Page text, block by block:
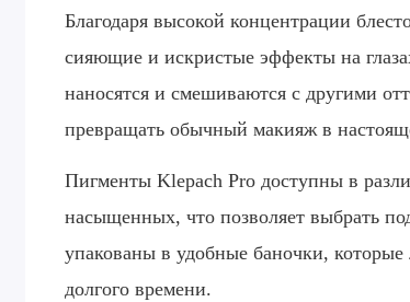
Благодаря высокой концентрации
сияющие и искристые эффекты на
наносятся и смешиваются с другими
превращать обычный макияж в
Пигменты Klepach Pro доступны в
насыщенных, что позволяет выбрать
упакованы в удобные баночки, которые
долгого времени.